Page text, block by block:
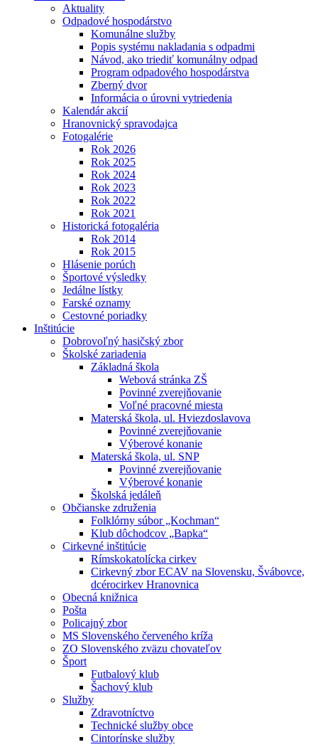
Aktuality
Odpadové hospodárstvo
Komunálne služby
Popis systému nakladania s odpadmi
Návod, ako triediť komunálny odpad
Program odpadového hospodárstva
Zberný dvor
Informácia o úrovni vytriedenia
Kalendár akcií
Hranovnický spravodajca
Fotogalérie
Rok 2026
Rok 2025
Rok 2024
Rok 2023
Rok 2022
Rok 2021
Historická fotogaléria
Rok 2014
Rok 2015
Hlásenie porúch
Športové výsledky
Jedálne lístky
Farské oznamy
Cestovné poriadky
Inštitúcie
Dobrovoľný hasičský zbor
Školské zariadenia
Základná škola
Webová stránka ZŠ
Povinné zverejňovanie
Voľné pracovné miesta
Materská škola, ul. Hviezdoslavova
Povinné zverejňovanie
Výberové konanie
Materská škola, ul. SNP
Povinné zverejňovanie
Výberové konanie
Školská jedáleň
Občianske združenia
Folklórny súbor „Kochman“
Klub dôchodcov „Bapka“
Cirkevné inštitúcie
Rímskokatolícka cirkev
Cirkevný zbor ECAV na Slovensku, Švábovce,
dcérocirkev Hranovnica
Obecná knižnica
Pošta
Policajný zbor
MS Slovenského červeného kríža
ZO Slovenského zväzu chovateľov
Šport
Futbalový klub
Šachový klub
Služby
Zdravotníctvo
Technické služby obce
Cintorínske služby